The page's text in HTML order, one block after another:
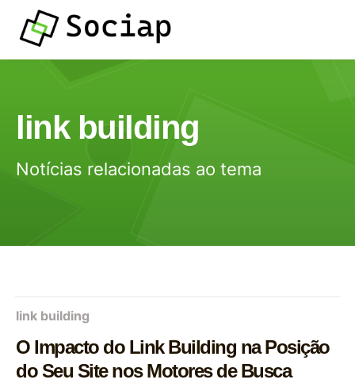
link building
Notícias relacionadas ao tema
link building
O Impacto do Link Building na Posição
do Seu Site nos Motores de Busca